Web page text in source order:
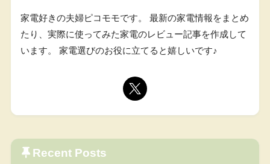
家電好きの夫婦ピコモモです。 最新の家電情報をまとめ
たり、実際に使ってみた家電のレビュー記事を作成して
います。 家電選びのお役に立てると嬉しいです♪
Recent Posts